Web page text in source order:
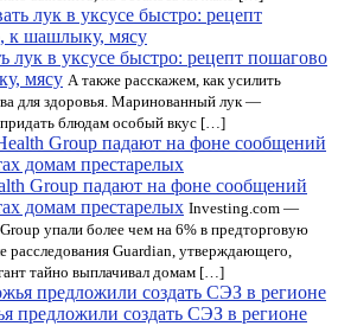
лук в уксусе быстро: рецепт пошагово
мясу А также расскажем, как усилить
для здоровья. Маринованный лук —
блюдам особый вкус […]
Group падают на фоне сообщений
домам престарелых Investing.com —
упали более чем на 6% в предторговую
расследования Guardian, утверждающего,
тайно выплачивал домам […]
предложили создать СЭЗ в регионе